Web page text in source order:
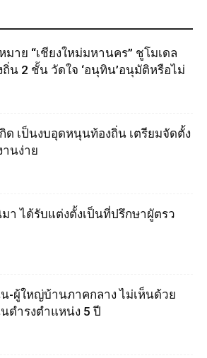
าย “เชียงใหม่มหานคร” ชูโมเดล
น 2 ชั้น วัดใจ ‘อนุทิน’อนุมัติหรือไม่
ด เป็นงบอุดหนุนท้องถิ่น เตรียมจัดตั้ง
นง่าย
า ได้รับแต่งตั้งเป็นที่ปรึกษาผูัตรว
-ผู้ใหญ่บ้านภาคกลาง ไม่เห็นด้วย
ดำรงตำแหน่ง 5 ปี